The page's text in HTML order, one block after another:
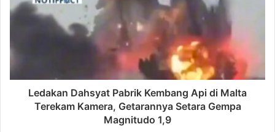
Ledakan Dahsyat Pabrik Kembang Api di Malta
Terekam Kamera, Getarannya Setara Gempa
Magnitudo 1,9